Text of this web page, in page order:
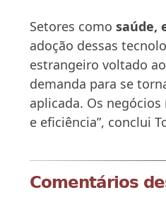
Setores como saúde,
adoção dessas
estrangeiro voltado
demanda para se
aplicada. Os
e eficiência”, conclui
Comentários